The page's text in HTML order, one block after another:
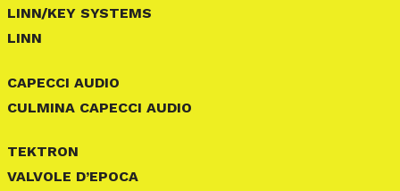
LINN/KEY SYSTEMS
LINN
CAPECCI AUDIO
CULMINA CAPECCI AUDIO
TEKTRON
VALVOLE D’EPOCA